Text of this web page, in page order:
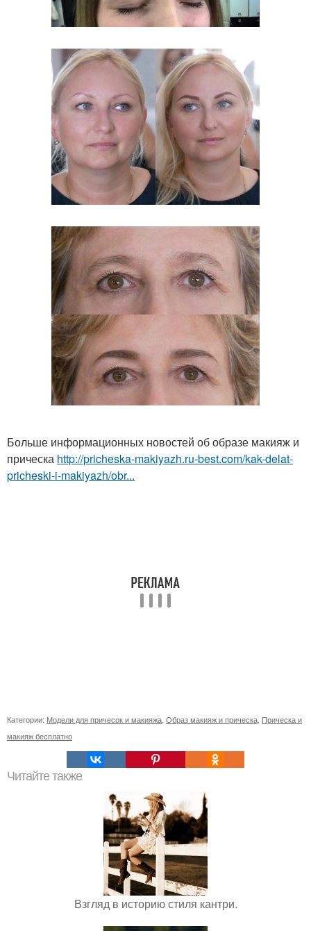
Больше информационных новостей об образе макияж и
прическа http://pricheska-makiyazh.ru-best.com/kak-delat-
pricheski-i-makiyazh/obr...
Категории: Модели для причесок и макияжа, Образ макияж и прическа, Прическа и
макияж бесплатно
Читайте также
Взгляд в историю стиля кантри.